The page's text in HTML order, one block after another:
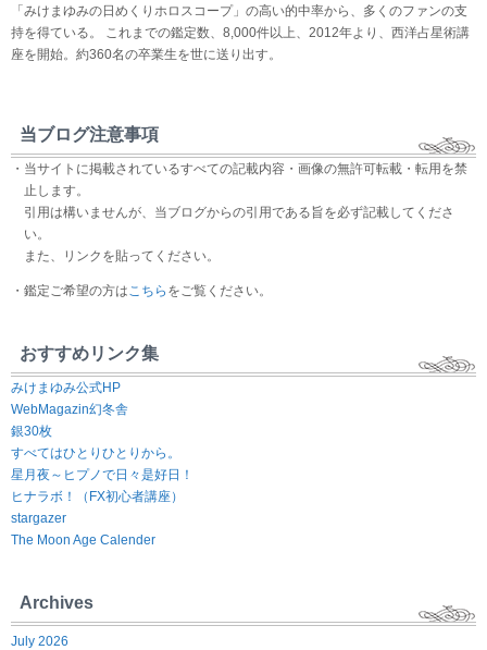
「みけまゆみの日めくりホロスコープ」の高い的中率から、多くのファンの支
持を得ている。 これまでの鑑定数、8,000件以上、2012年より、西洋占星術講
座を開始。約360名の卒業生を世に送り出す。
当ブログ注意事項
・当サイトに掲載されているすべての記載内容・画像の無許可転載・転用を禁
止します。
引用は構いませんが、当ブログからの引用である旨を必ず記載してくださ
い。
また、リンクを貼ってください。
・鑑定ご希望の方はこちら をご覧ください。
おすすめリンク集
みけまゆみ公式HP
WebMagazin幻冬舎
銀30枚
すべてはひとりひとりから。
星月夜～ヒプノで日々是好日！
ヒナラボ！（FX初心者講座）
stargazer
The Moon Age Calender
Archives
July 2026